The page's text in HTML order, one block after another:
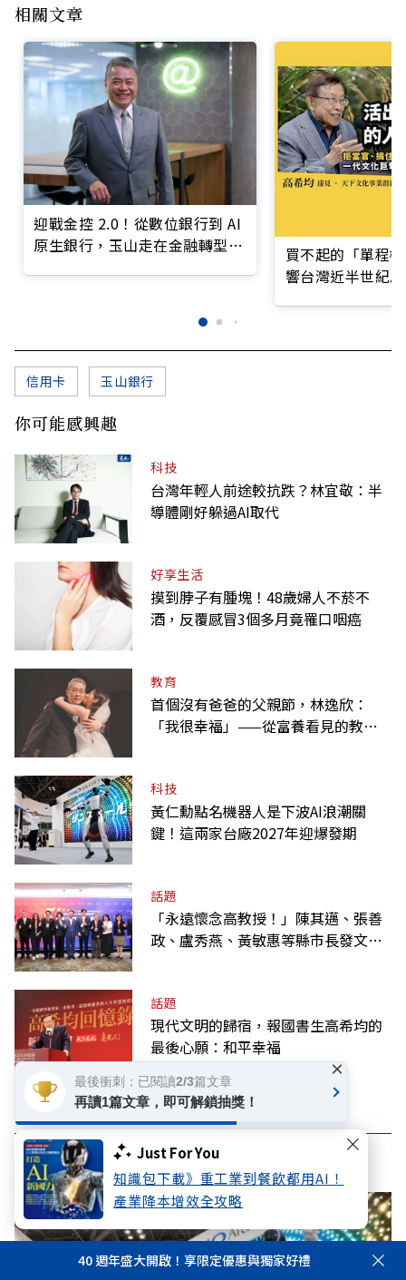
Just For You
知識包下載》重工業到餐飲都用AI！
產業降本增效全攻略
相關文章
迎戰金控 2.0！從數位銀行到 AI
原生銀行，玉山走在金融轉型最
買不起的「單程
響台灣近半世紀
信用卡 玉山銀行
你可能感興趣
科技
台灣年輕人前途較抗跌？林宜敬：半
導體剛好躲過AI取代
好享生活
摸到脖子有腫塊！48歲婦人不菸不
酒，反覆感冒3個多月竟罹口咽癌
教育
首個沒有爸爸的父親節，林逸欣：
「我很幸福」——從富養看見的教養
科技
黃仁勳點名機器人是下波AI浪潮關
鍵！這兩家台廠2027年迎爆發期
話題
「永遠懷念高教授！」陳其邁、張善
政、盧秀燕、黃敏惠等縣市長發文弔
話題
現代文明的歸宿，報國書生高希均的
最後心願：和平幸福
看此文章的人也看了..
40 週年盛大開啟！享限定優惠與獨家好禮
最後衝刺：已閱讀2/3篇文章
再讀1篇文章，即可解鎖抽獎！
×